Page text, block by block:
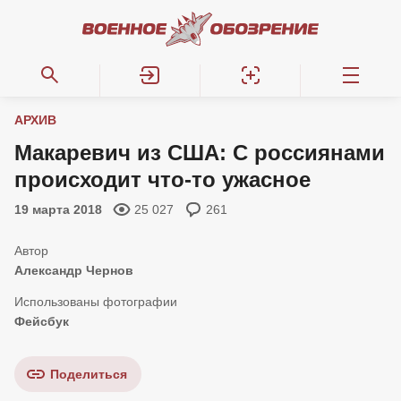
АРХИВ
Макаревич из США: С россиянами
происходит что-то ужасное
19 марта 2018 25 027 261
Александр Чернов
Фейсбук
Поделиться